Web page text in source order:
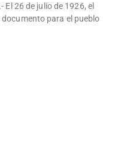
El 26 de julio de 1926, el
para el pueblo